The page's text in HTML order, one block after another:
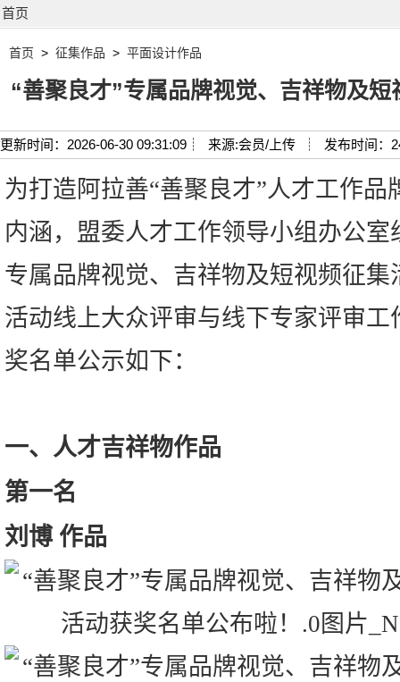
首页
首页 > 征集作品 > 平面设计作品
“善聚良才”专属品牌视觉、吉祥物及
更新时间：2026-06-30 09:31:09┊ 来源:会员/上传 ┊ 发布时间：
为打造阿拉善“善聚良才”人才工作
内涵，盟委人才工作领导小组办公室
专属品牌视觉、吉祥物及短视频征
活动线上大众评审与线下专家评审
奖名单公示如下：
一、人才吉祥物作品
第一名
刘博 作品